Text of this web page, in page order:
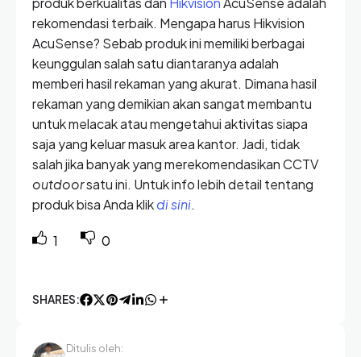
rekomendasi terbaik. Mengapa harus Hikvision
AcuSense? Sebab produk ini memiliki berbagai
keunggulan salah satu diantaranya adalah
memberi hasil rekaman yang akurat. Dimana hasil
rekaman yang demikian akan sangat membantu
untuk melacak atau mengetahui aktivitas siapa
saja yang keluar masuk area kantor. Jadi, tidak
salah jika banyak yang merekomendasikan CCTV
outdoorsatu ini. Untuk info lebih detail tentang
produk bisa Anda klikdi sini.
1 0
SHARES:
Ditulis oleh: